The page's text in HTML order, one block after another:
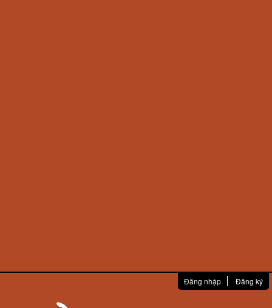
Đăng nhập Đăng ký